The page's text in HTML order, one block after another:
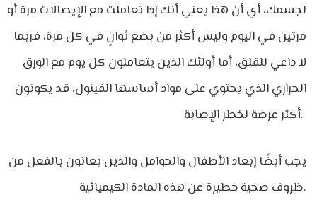
لجسمك، أي أن هذا يعني أنك إذا تعاملت مع الإيصالات مرة أو
مرتين في اليوم وليس أكثر من بضع ثوانٍ في كل مرة، فربما
لا داعي للقلق، أما أولئك الذين يتعاملون كل يوم مع الورق
الحراري الذي يحتوي على مواد أساسها الفينول، قد يكونون
أكثر عرضة لخطر الإصابة.
يجب أيضًا إبعاد الأطفال والحوامل والذين يعانون بالفعل من
ظروف صحية خطيرة عن هذه المادة الكيميائية.